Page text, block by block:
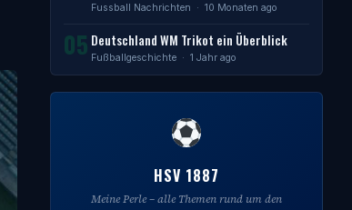
Fussball Nachrichten · 10 Monaten ago
05 Deutschland WM Trikot ein Überblick
Fußballgeschichte · 1 Jahr ago
HSV 1887
Meine Perle – alle Themen rund um den